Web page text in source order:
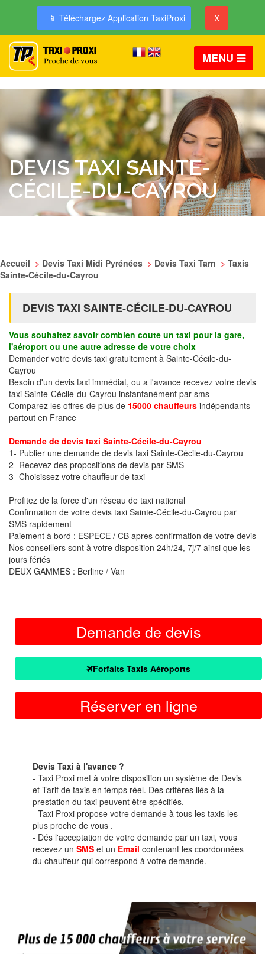
📱 Téléchargez Application TaxiProxi X
MENU
DEVIS TAXI SAINTE-
CÉCILE-DU-CAYROU
Accueil > Devis Taxi Midi Pyrénées > Devis Taxi Tarn > Taxis
Sainte-Cécile-du-Cayrou
DEVIS TAXI SAINTE-CÉCILE-DU-CAYROU
Vous souhaitez savoir combien coute un taxi pour la gare,
l'aéroport ou une autre adresse de votre choix
Demander votre devis taxi gratuitement à Sainte-Cécile-du-
Cayrou
Besoin d'un devis taxi immédiat, ou a l'avance recevez votre devis
taxi Sainte-Cécile-du-Cayrou instantanément par sms
Comparez les offres de plus de 15000 chauffeurs indépendants
partout en France
Demande de devis taxi Sainte-Cécile-du-Cayrou
1- Publier une demande de devis taxi Sainte-Cécile-du-Cayrou
2- Recevez des propositions de devis par SMS
3- Choisissez votre chauffeur de taxi
Profitez de la force d'un réseau de taxi national
Confirmation de votre devis taxi Sainte-Cécile-du-Cayrou par
SMS rapidement
Paiement à bord : ESPECE / CB apres confirmation de votre devis
Nos conseillers sont à votre disposition 24h/24, 7j/7 ainsi que les
jours fériés
DEUX GAMMES : Berline / Van
Demande de devis
Forfaits Taxis Aéroports
Réserver en ligne
Devis Taxi à l'avance ?
- Taxi Proxi met à votre disposition un système de Devis
et Tarif de taxis en temps réel. Des critères liés à la
prestation du taxi peuvent être spécifiés.
- Taxi Proxi propose votre demande à tous les taxis les
plus proche de vous .
- Dés l'acceptation de votre demande par un taxi, vous
recevez un SMS et un Email contenant les coordonnées
du chauffeur qui correspond à votre demande.